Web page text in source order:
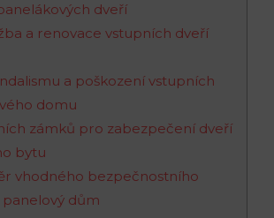
dveří
a renovace vstupních dveří
a poškození vstupních
domu
zámků pro zabezpečení dveří
bytu
vhodného bezpečnostního
dům